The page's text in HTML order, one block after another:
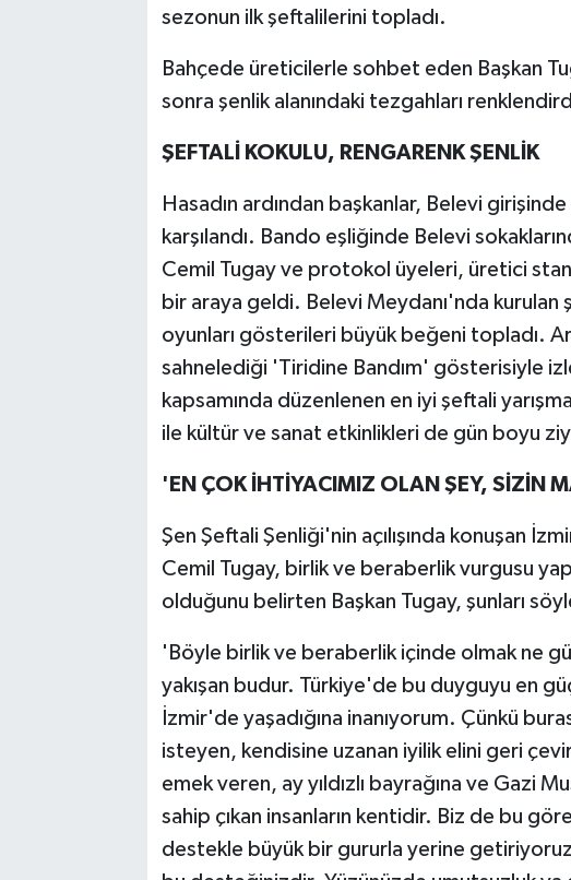
sezonun ilk şeftalilerini topladı.
Bahçede üreticilerle sohbet eden Başkan
sonra şenlik alanındaki tezgahları
ŞEFTALİ KOKULU, RENGARENK ŞENLİK
Hasadın ardından başkanlar, Belevi
karşılandı. Bando eşliğinde Belevi
Cemil Tugay ve protokol üyeleri, üretici
bir araya geldi. Belevi Meydanı'nda kurulan
oyunları gösterileri büyük beğeni topladı.
sahnelediği 'Tiridine Bandım' gösterisiyle
kapsamında düzenlenen en iyi şeftali
ile kültür ve sanat etkinlikleri de gün boyu
'EN ÇOK İHTİYACIMIZ OLAN ŞEY, SİZİN
Şen Şeftali Şenliği'nin açılışında konuşan
Cemil Tugay, birlik ve beraberlik vurgusu
olduğunu belirten Başkan Tugay, şunları
'Böyle birlik ve beraberlik içinde olmak ne
yakışan budur. Türkiye'de bu duyguyu en
İzmir'de yaşadığına inanıyorum. Çünkü
isteyen, kendisine uzanan iyilik elini geri
emek veren, ay yıldızlı bayrağına ve Gazi
sahip çıkan insanların kentidir. Biz de bu
destekle büyük bir gururla yerine